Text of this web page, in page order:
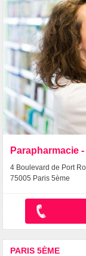
Parapharmacie
4 Boulevard de Port
75005 Paris 5ème
PARIS 5ÈME